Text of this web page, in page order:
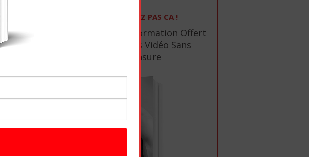
sur
par
se sentir
rapport,
un verre
NE RATEZ PAS CA !
1 Ebook De Formation Offert
+ 10 Tutos Vidéo Sans
Censure